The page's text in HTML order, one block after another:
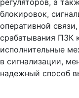
регуляторов, а
блокировок,
оперативной
срабатывания ПЗК
исполнительные
в сигнализации,
надежный способ